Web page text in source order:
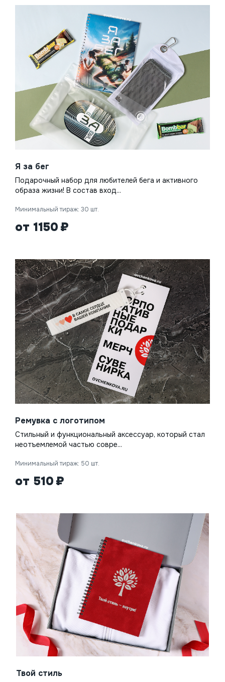
Я за бег
Подарочный набор для любителей бега и активного
образа жизни! В состав вход...
Минимальный тираж: 30 шт.
от 1150
Ремувка с логотипом
Стильный и функциональный аксессуар, который стал
неотъемлемой частью совре...
Минимальный тираж: 50 шт.
от 510
Твой стиль